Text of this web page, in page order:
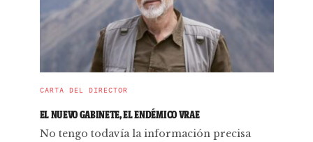
CARTA DEL DIRECTOR
EL NUEVO GABINETE, EL ENDÉMICO VRAE
No tengo todavía la información precisa